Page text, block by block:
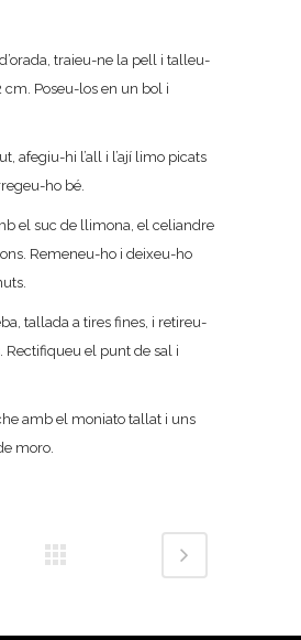
traieu-ne la pell i talleu-
cm. Poseu-los en un bol i
afegiu-hi l’all i l’ají limo picats
ho bé.
el suc de llimona, el celiandre
Remeneu-ho i deixeu-ho
tallada a tires fines, i retireu-
Rectifiqueu el punt de sal i
amb el moniato tallat i uns
moro.